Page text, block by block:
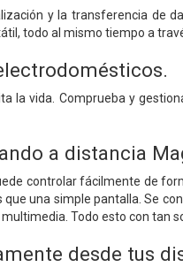
y la transferencia de
todo al mismo tiempo a
la vida. Comprueba y
a distancia
controlar fácilmente de
una simple pantalla. Se
Todo esto con tan
desde tus